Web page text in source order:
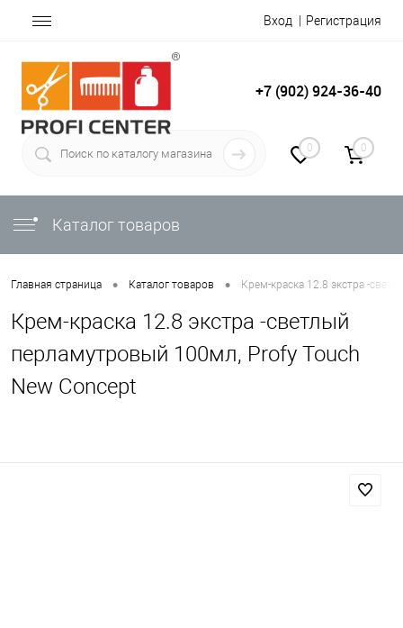
Вход Регистрация
+7 (902) 924-36-40
0 0
Каталог товаров
Главная страница • Каталог товаров • Крем-краска 12.8 экстра -
Крем-краска 12.8 экстра -светлый
перламутровый 100мл, Profy Touch
New Concept